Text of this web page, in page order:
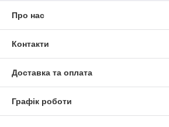
Про нас
Контакти
Доставка та оплата
Графік роботи